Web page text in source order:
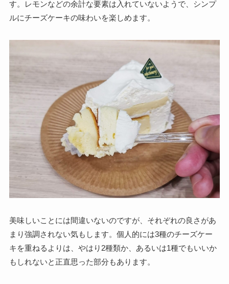
す。レモンなどの余計な要素は入れていないようで、シンプ
ルにチーズケーキの味わいを楽しめます。
美味しいことには間違いないのですが、それぞれの良さがあ
まり強調されない気もします。個人的には3種のチーズケー
キを重ねるよりは、やはり2種類か、あるいは1種でもいいか
もしれないと正直思った部分もあります。